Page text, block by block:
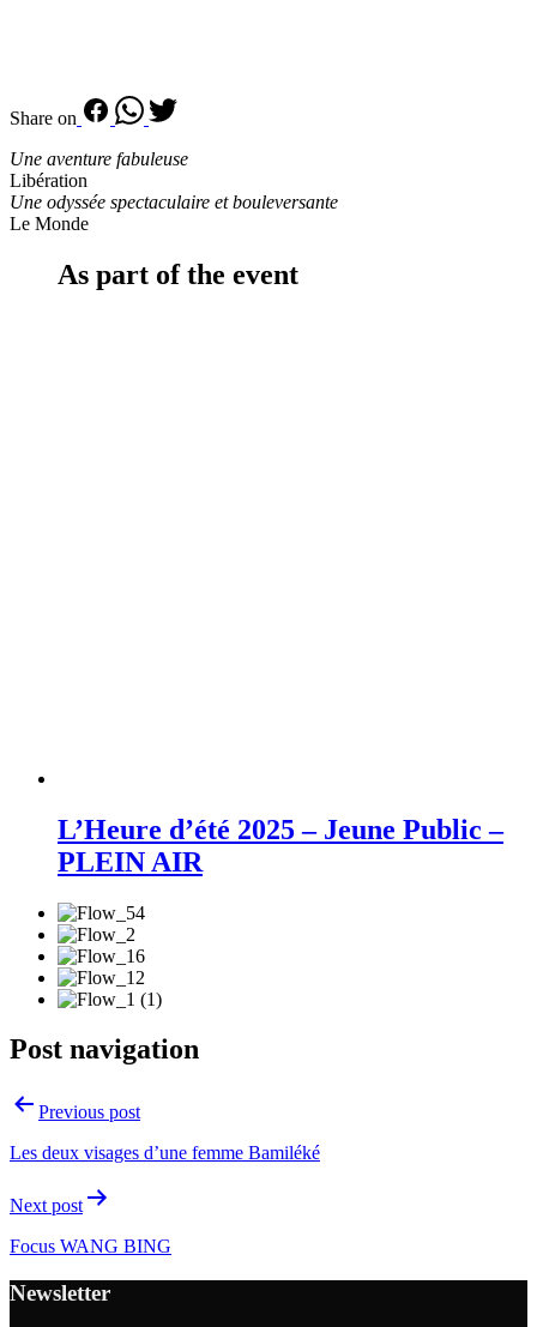
Share on
Une aventure fabuleuse
Libération
Une odyssée spectaculaire et bouleversante
Le Monde
As part of the event
L’Heure d’été 2025 – Jeune Public –
PLEIN AIR
Post navigation
Previous post
Les deux visages d’une femme Bamiléké
Next post
Focus WANG BING
Newsletter